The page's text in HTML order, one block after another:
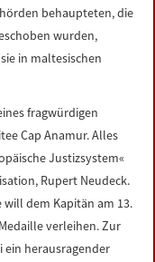
behaupteten, die
wurden,
in maltesischen
fragwürdigen
Cap Anamur. Alles
Justizsystem«
Rupert Neudeck.
dem Kapitän am 13.
verleihen. Zur
ein herausragender